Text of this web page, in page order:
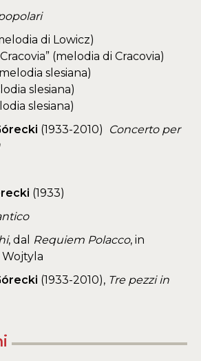
di Lowicz)
(melodia di Cracovia)
slesiana)
slesiana)
slesiana)
(1933-2010)
Concerto per
(1933)
, dal Requiem Polacco, in
(1933-2010), Tre pezzi in